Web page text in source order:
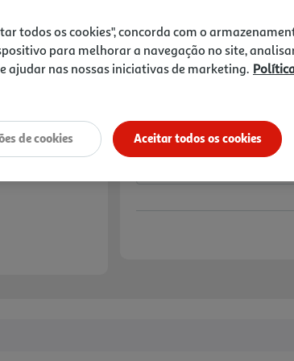
25% DESCONTO
De 6/8/2026 a 19/8/
Preço exclusivo para
aplicado já refletido
todos os cookies", concorda com o
para melhorar a navegação no site,
ajudar nas nossas iniciativas de marketing.
Aceitar todos os cookies
de cookies